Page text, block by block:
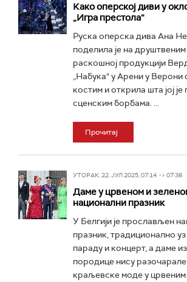
Како оперској диви у
„Игра престола“
Руска оперска дива Ана
поделила је на
раскошној продукцији
„Набука“ у Арени у Верони
костим и открила шта јој
сценским борбама. ...
Прочитај
УТОРАК, 22. ЈУЛ 2025, 07:14 -> 07:38
Даме у црвеном и
национални празник
У Белгији је прослављен
празник, традиционално уз
параду и концерт, а даме
породице нису
краљевске моде у црвеним